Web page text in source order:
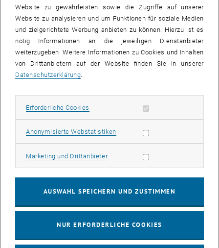
Industries in so ein Forschungsprojekt
sind wir auch bei der EU auf große
und Firmenpartner an dem Projekt beteiligt –
Photovoltaik-Firma Sunplugged auch RHP
Deutschland, Italien und Frankreich. Das Kick-
off-Meeting wird am 31. 01. und 01. 02. 2013
Fotodownload: <link dle pr aktuelles
Website zu gewährleisten sowie die Zugriffe auf unserer
Website zu analysieren und um Funktionen für soziale Medien
und zielgerichtete Werbung anbieten zu können. Hierzu ist es
nötig Informationen an die jeweiligen Dienstanbieter
weiterzugeben. Weitere Informationen zu Cookies und Inhalten
von Drittanbietern auf der Website finden Sie in unserer
Datenschutzerklärung.
Erforderliche Cookies Erforderliche Cookies zulassen
Anonymisierte WebstatistikenStatistik Cookies zulassen
Marketing und DrittanbieterMarketing Cookies zulassen
AUSWAHL SPEICHERN UND ZUSTIMMEN
NUR ERFORDERLICHE COOKIES